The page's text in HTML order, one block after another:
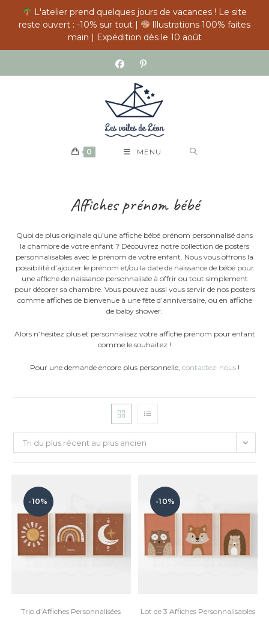
L'atelier prend quelques jours de vacances ! Le site
reste ouvert : -10% sur tout |
Illustrations 100% faites
main | Expédition dès le 10 août
0 MENU
Affiches prénom bébé
Quoi de plus originale qu’une affiche bébé prénom personnalisé dans
la chambre de votre enfant ? Découvrez notre collection de posters
personnalisables avec le prénom de votre enfant. Nous vous offrons la
possibilité d’ajouter le prénom et/ou la date de naissance de bébé pour
une affiche de naissance personnalisée à offrir ou tout simplement
pour décorer sa chambre. Vous pouvez aussi vous servir de nos posters
comme affiches de bienvenue à une fête d’anniversaire, ou en affiche
de baby shower.
Alors n’hésitez plus et personnalisez votre affiche prénom pour enfant
comme le souhaitez !
Pour une demande encore plus personnelle, contactez-nous!
Tri du plus récent au plus ancien
-10%
Trio d’Affiches Personnalisées
-10%
Lot de 3 Affiches Personnalisables